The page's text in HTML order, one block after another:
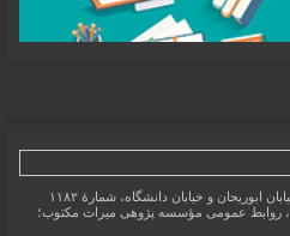
تهران، خیابان انقلاب اسلامی، بین خیابان ابوریحان و خیابان دانشگاه، شمارۀ ۱۱۸۲
(ساختمان فروردین)، طبقۀ دوم، واحد ۸ ، روابط عمومی مؤسسه پژوهی میراث مکتوب؛